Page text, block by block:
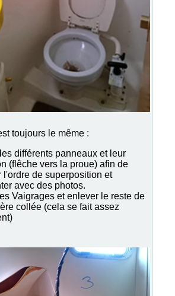
toujours le même :
différents panneaux et leur
(flêche vers la proue) afin de
l'ordre de superposition et
avec des photos.
Vaigrages et enlever le reste de
collée (cela se fait assez